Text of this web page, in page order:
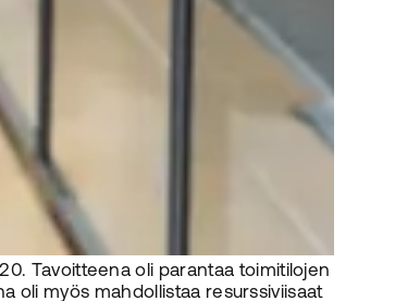
Tavoitteena oli parantaa toimitilojen
oli myös mahdollistaa resurssiviisaat